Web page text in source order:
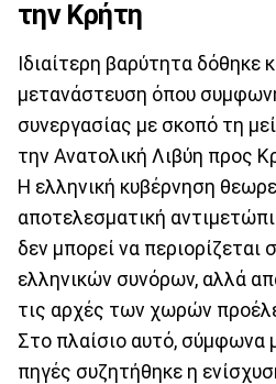
την Κρήτη
Ιδιαίτερη βαρύτητα δόθηκε
μετανάστευση όπου
συνεργασίας με σκοπό τη
την Ανατολική Λιβύη προς
Η ελληνική κυβέρνηση
αποτελεσματική
δεν μπορεί να
ελληνικών συνόρων, αλλά
τις αρχές των χωρών
Στο πλαίσιο αυτό, σύμφωνα
πηγές συζητήθηκε η